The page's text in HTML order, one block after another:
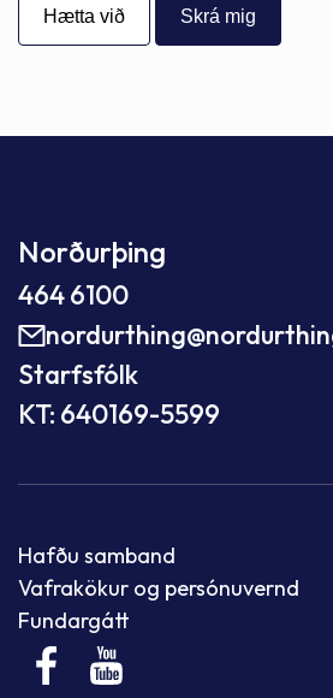
Hætta við
Norðurþing
464 6100
Starfsfólk
KT: 640169-5599
Hafðu samband
Vafrakökur og persónuvernd
Fundargátt